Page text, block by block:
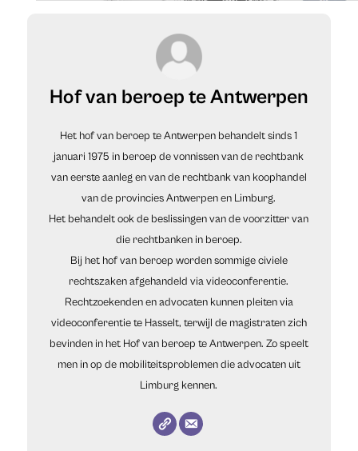
Hof van beroep te Antwerpen
Het hof van beroep te Antwerpen behandelt sinds 1
januari 1975 in beroep de vonnissen van de rechtbank
van eerste aanleg en van de rechtbank van koophandel
van de provincies Antwerpen en Limburg.
Het behandelt ook de beslissingen van de voorzitter van
die rechtbanken in beroep.
Bij het hof van beroep worden sommige civiele
rechtszaken afgehandeld via videoconferentie.
Rechtzoekenden en advocaten kunnen pleiten via
videoconferentie te Hasselt, terwijl de magistraten zich
bevinden in het Hof van beroep te Antwerpen. Zo speelt
men in op de mobiliteitsproblemen die advocaten uit
Limburg kennen.